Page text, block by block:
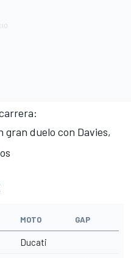
duelo con Davies,
MOTO GAP
Ducati